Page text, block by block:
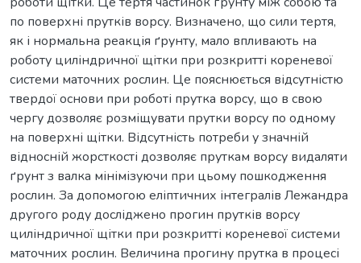
по поверхні прутків ворсу. Визначено, що сили тертя,
як і нормальна реакція ґрунту, мало впливають на
роботу циліндричної щітки при розкритті кореневої
системи маточних рослин. Це пояснюється відсутністю
твердої основи при роботі прутка ворсу, що в свою
чергу дозволяє розміщувати прутки ворсу по одному
на поверхні щітки. Відсутність потреби у значній
відносній жорсткості дозволяє пруткам ворсу видаляти
ґрунт з валка мінімізуючи при цьому пошкодження
рослин. За допомогою еліптичних інтегралів Лежандра
другого роду досліджено прогин прутків ворсу
циліндричної щітки при розкритті кореневої системи
маточних рослин. Величина прогину прутка в процесі